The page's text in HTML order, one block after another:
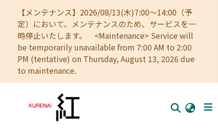
【メンテナンス】2026/08/13(木)7:00～14:00（予
定）において、メンテナンスのため、サービスを一
時停止いたします。 <Maintenance> Service will
be temporarily unavailable from 7:00 AM to 2:00
PM (tentative) on Thursday, August 13, 2026 due
to maintenance.